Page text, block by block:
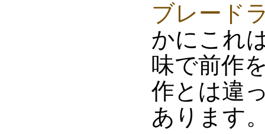
ブレード
かにこれ
味で前作
作とは違
あります